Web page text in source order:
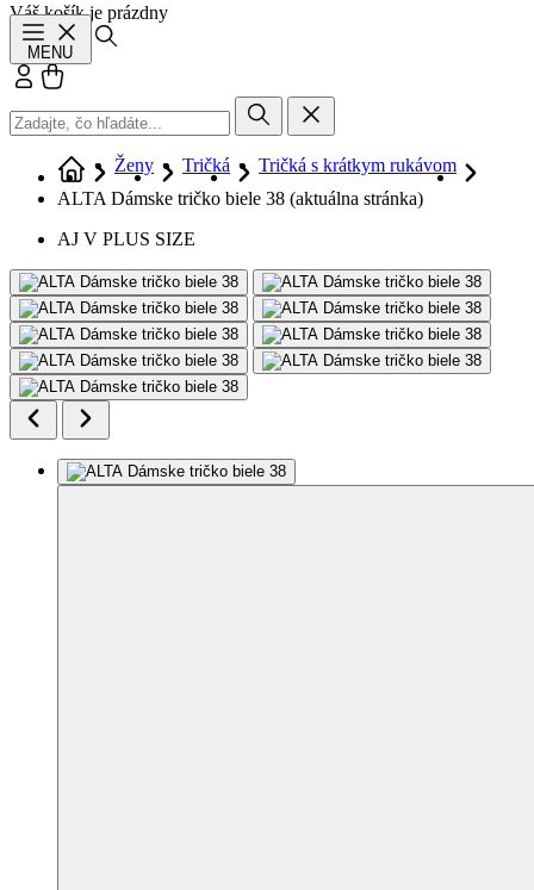
Váš košík je prázdny
MENU
Prihlásiť sa
Ženy Tričká
Tričká s krátkym rukávom
ALTA Dámske tričko biele 38 (aktuálna stránka)
AJ V PLUS SIZE